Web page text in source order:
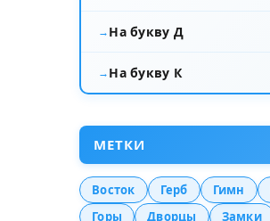
На букву Д
На букву К
МЕТКИ
Восток Герб Гимн
Горы
Дворцы Замки